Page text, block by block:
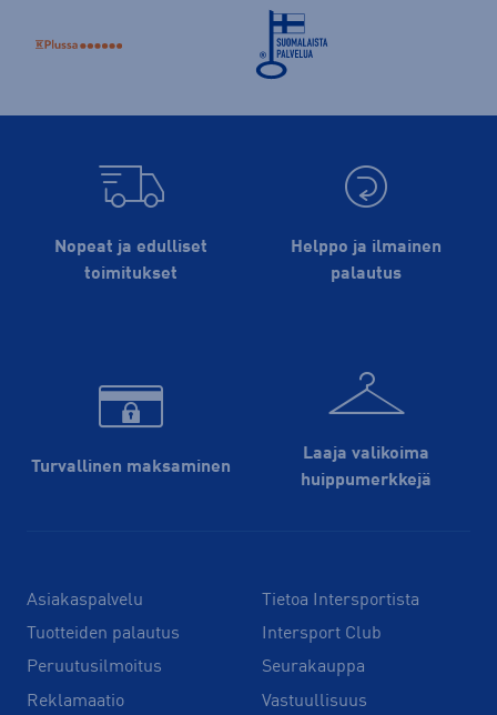
Nopeat ja edulliset
toimitukset
Helppo ja ilmainen
palautus
Turvallinen maksaminen
Laaja valikoima
huippu­merkkejä
Asiakaspalvelu
Tuotteiden palautus
Peruutusilmoitus
Reklamaatio
Tietoa Intersportista
Intersport Club
Seurakauppa
Vastuullisuus